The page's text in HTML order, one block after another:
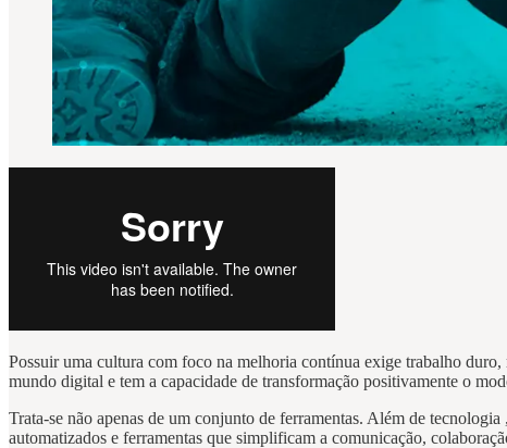
Possuir uma cultura com foco na melhoria contínua exige trabalho
mundo digital e tem a capacidade de transformação positivamente o
Trata-se não apenas de um conjunto de ferramentas. Além de
automatizados e ferramentas que simplificam a comunicação,